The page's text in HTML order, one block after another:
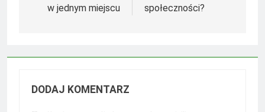
w jednym miejscu
społeczności?
DODAJ KOMENTARZ